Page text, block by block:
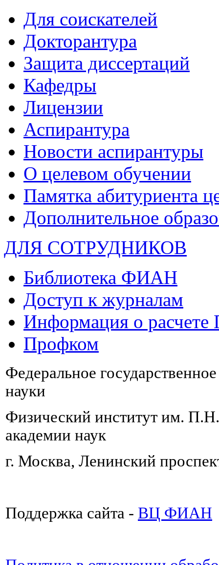
Для соискателей
Докторантура
Защита диссертаций
Кафедры
Лицензии
Аспирантура
Новости аспирантуры
О целевом обучении
Памятка абитуриента
Дополнительное
ДЛЯ СОТРУДНИКОВ
Библиотека ФИАН
Доступ к журналам
Информация о
Профком
Федеральное
науки
Физический институт им.
академии наук
г. Москва, Ленинский
Поддержка сайта - ВЦ ФИАН